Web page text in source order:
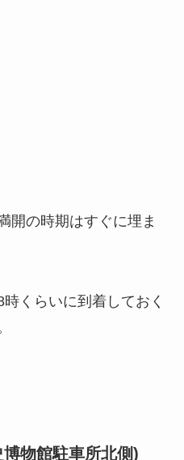
開の時期はすぐに埋ま
くらいに到着しておく
物館駐車所北側)